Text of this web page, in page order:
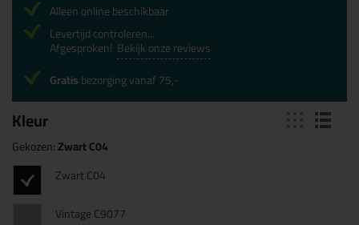
Kleur
Gekozen:Zwart C04
Zwart C04
Vintage C9077
Alleen online beschikbaar
Levertijd controleren...
Afgesproken! Bekijk onze reviews
Gratisbezorging vanaf 75,-